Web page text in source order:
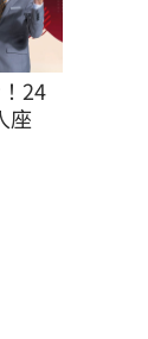
24
座